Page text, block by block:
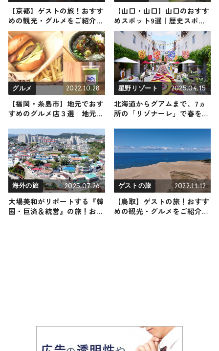
【京都】ゲストの旅！おすす
めの観光・グルメをご紹介
2019年1月19日放送
【山口・山口】山口のおすす
めスポット9選｜歴史スポッ
トから最新スポーツまでご紹
介します
グルメ 2022.10.28
【福岡・糸島市】地元でおす
すめのグルメ店３選｜地元の
をご紹介！
星野リゾート 2025.04.15
北海道からグアムまで、7ヵ
所の「リゾナーレ」で春を祝
海外の旅 2025.07.26
大場美和がリポートする『韓
国・巨済＆統営』の旅！おす
ゲストの旅 2022.11.12
【鳥取】ゲストの旅！おすす
めの観光・グルメをご紹介